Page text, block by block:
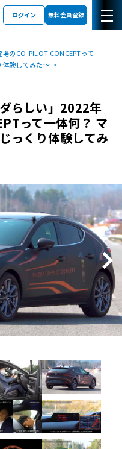
ログイン 無料会員登録
のCO-PILOT CONCEPTって
体験してみた～
らしい」2022年
って一体何？ マ
っくり体験してみ